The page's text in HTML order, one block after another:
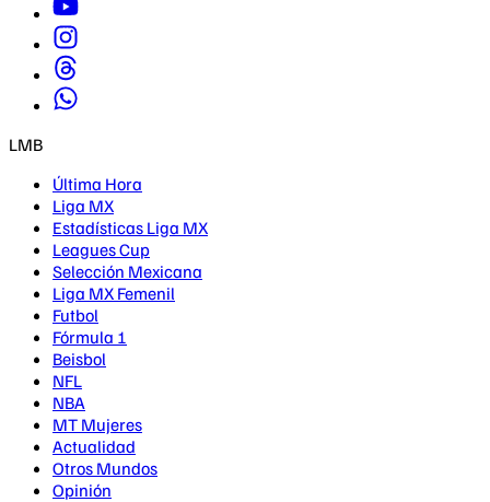
LMB
Última Hora
Liga MX
Estadísticas Liga MX
Leagues Cup
Selección Mexicana
Liga MX Femenil
Futbol
Fórmula 1
Beisbol
NFL
NBA
MT Mujeres
Actualidad
Otros Mundos
Opinión